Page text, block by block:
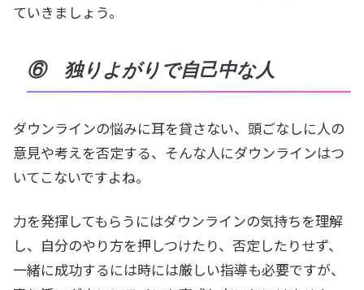
ていきましょう。
⑥ 独りよがりで自己中な人
ダウンラインの悩みに耳を貸さない、頭ごなしに人の
意見や考えを否定する、そんな人にダウンラインはつ
いてこないですよね。
力を発揮してもらうにはダウンラインの気持ちを理解
し、自分のやり方を押しつけたり、否定したりせず、
一緒に成功するには時には厳しい指導も必要ですが、